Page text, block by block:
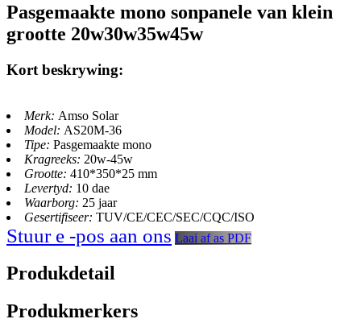
Pasgemaakte mono sonpanele van klein
grootte 20w30w35w45w
Kort beskrywing:
Merk: Amso Solar
Model: AS20M-36
Tipe: Pasgemaakte mono
Kragreeks: 20w-45w
Grootte: 410*350*25 mm
Levertyd: 10 dae
Waarborg: 25 jaar
Gesertifiseer: TUV/CE/CEC/SEC/CQC/ISO
Stuur e -pos aan ons Laai af as PDF
Produkdetail
Produkmerkers